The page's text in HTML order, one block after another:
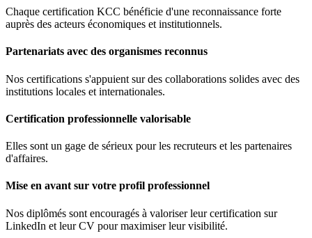
Chaque certification KCC bénéficie d'une reconnaissance forte
auprès des acteurs économiques et institutionnels.
Partenariats avec des organismes reconnus
Nos certifications s'appuient sur des collaborations solides avec des
institutions locales et internationales.
Certification professionnelle valorisable
Elles sont un gage de sérieux pour les recruteurs et les partenaires
d'affaires.
Mise en avant sur votre profil professionnel
Nos diplômés sont encouragés à valoriser leur certification sur
LinkedIn et leur CV pour maximiser leur visibilité.